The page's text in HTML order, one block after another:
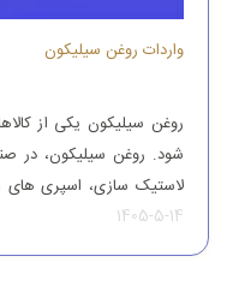
واردات روغن سیلیکون
روغن سیلیکون یکی از
شود. روغن سیلیکون، در
لاستیک سازی، اسپری های
این محصول را از کشورهای
کشور می کنند تا بدین طریق
1405-5-14